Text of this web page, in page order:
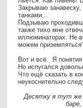
Закрываю
танками...
Подзываю
также тихо мне
иллюминаторах. Не
можем
Вот и всё. Я понятия
Но испугался
Что ещё сказать в
неукоснительно
Десятку я тут же